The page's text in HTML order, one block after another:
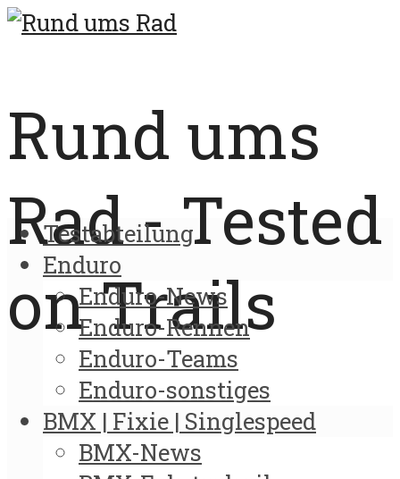
Rund ums
Rad - Tested
on Trails
Testabteilung
Enduro
Enduro-News
Enduro-Rennen
Enduro-Teams
Enduro-sonstiges
BMX | Fixie | Singlespeed
BMX-News